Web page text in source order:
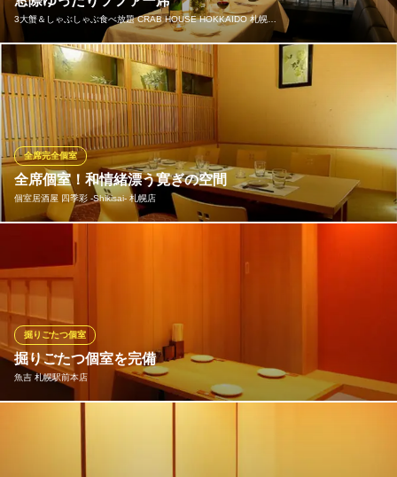
スタンピーズ カフェ＆ダイニングバー
日本初競馬レストラン
札幌市営地下鉄東豊線さっぽろ駅 徒歩1分
北海道札幌市中央区北4条西2-1-2 キタコートレードビルB1
3大蟹＆しゃぶしゃぶ食べ放題 CRAB HOUSE HOKKAIDO 札幌…
大きな窓際の席は、ゆったりおくつろぎいただけるソファー席と
なっております。デートや女子会などにもおすすめです。
3大蟹＆しゃぶしゃぶ食べ放題 CRAB HOUSE HOKKAIDO
札幌駅前店
3大蟹食べ放題
札幌市営地下鉄東豊線さっぽろ駅 徒歩1分
北海道札幌市中央区北3条西2-1-13 NC北専北3条ビル2F
全席個室！和情緒漂う寛ぎの空間
個室居酒屋 四季彩 ‐Shikisai‐ 札幌店
全席完全個室
くりお寛ぎいただけるお席となっております。。こちらの完全個
室のお席は2名様～最大30名様までご利用いただけます。
個室居酒屋 四季彩 ‐Shikisai‐ 札幌店
札幌駅の個室居酒屋
札幌市営地下鉄東豊線さっぽろ駅3番出口 徒歩1分
北海道札幌市中央区北四条西4-1 読売北海道ビル2F
掘りごたつ個室を完備
魚吉 札幌駅前本店
掘りごたつ個室